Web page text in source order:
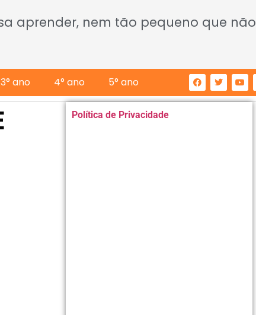
aprender, nem tão pequeno que não
3° ano 4° ano 5° ano
Política de Privacidade